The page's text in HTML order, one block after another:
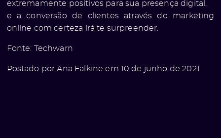
extremamente positivos para sua presença digital,
e a conversão de clientes através do marketing
online com certeza irá te surpreender.
Fonte: Techwarn
Postado por Ana Falkine em 10 de junho de 2021